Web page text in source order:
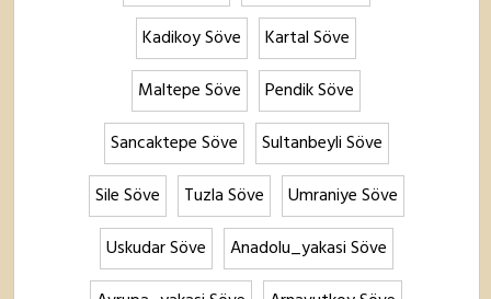
Kadikoy Söve
Kartal Söve
Maltepe Söve
Pendik Söve
Sancaktepe Söve
Sultanbeyli Söve
Sile Söve
Tuzla Söve
Umraniye Söve
Uskudar Söve
Anadolu_yakasi Söve